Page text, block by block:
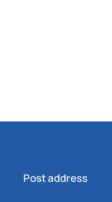
Post address